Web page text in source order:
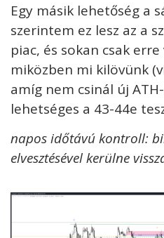
Egy másik lehetőség a
szerintem ez lesz az a
piac, és sokan csak
miközben mi kilövünk
amíg nem csinál új
lehetséges a 43-44e
napos időtávú kontroll:
elvesztésével kerülne